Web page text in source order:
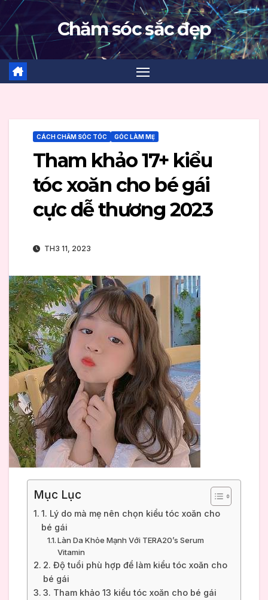
Skip
to
content
Chăm sóc sắc đẹp
CÁCH CHĂM SÓC TÓC GÓC LÀM MẸ
Tham khảo 17+ kiểu
tóc xoăn cho bé gái
cực dễ thương 2023
TH3 11, 2023
Mục Lục
1. Lý do mà mẹ nên chọn kiểu tóc xoăn cho
bé gái
Làn Da Khỏe Mạnh Với TERA20’s Serum
Vitamin
2. Độ tuổi phù hợp để làm kiểu tóc xoăn cho
bé gái
3. Tham khảo 13 kiểu tóc xoăn cho bé gái